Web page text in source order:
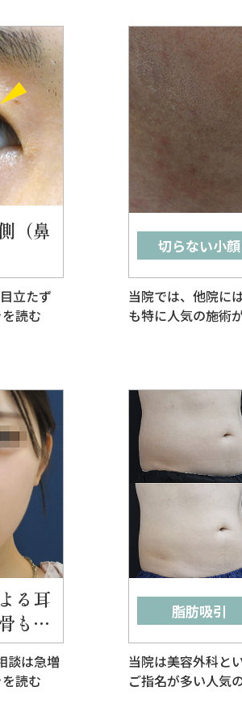
（鼻
立たず
読む
切らない小顔
当院では、他院に
も特に人気の施術
る耳
も
談は急増
読む
脂肪吸引
当院は美容外科と
ご指名が多い人気